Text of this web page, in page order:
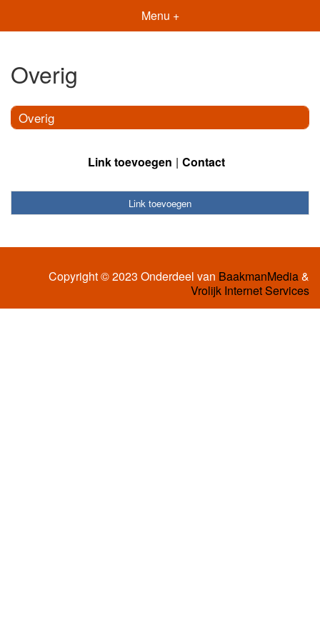
Menu +
Overig
Overig
Link toevoegen Contact
Link toevoegen
Copyright © 2023 Onderdeel van BaakmanMedia&
Vrolijk Internet Services